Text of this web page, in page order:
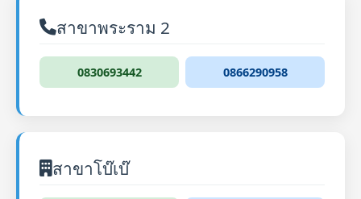
สาขาพระราม 2
0830693442 0866290958
สาขาโบ๊เบ๊